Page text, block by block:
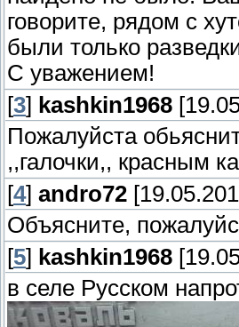
говорите, рядом с
были только
С уважением!
[3] kashkin1968
Пожалуйста
,,галочки,, красным
[4] andro72
Объясните,
[5] kashkin1968
в селе Русском